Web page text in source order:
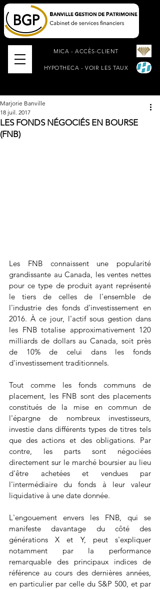
MICA - ACCÈS-CLIENT
HYPOTHECA - VOIR LES TAUX
LES FONDS NÉGOCIÉS EN BOURSE
(FNB)
Marjorie Banville
18 juil. 2017
Les FNB connaissent une popularité
grandissante au Canada, les ventes nettes
pour ce type de produit ayant représenté
le tiers de celles de l'ensemble de
l'industrie des fonds d'investissement en
2016. À ce jour, l'actif sous gestion dans
les FNB totalise approximativement 120
milliards de dollars au Canada, soit près
de 10% de celui dans les fonds
d'investissement traditionnels.
Tout comme les fonds communs de
placement, les FNB sont des placements
constitués de la mise en commun de
l'épargne de nombreux investisseurs,
investie dans différents types de titres tels
que des actions et des obligations. Par
contre, les parts sont négociées
directement sur le marché boursier au lieu
d'être achetées et vendues par
l'intermédiaire du fonds à leur valeur
liquidative à une date donnée.
L'engouement envers les FNB, qui se
manifeste davantage du côté des
générations X et Y, peut s'expliquer
notamment par la performance
remarquable des principaux indices de
référence au cours des dernières années,
en particulier par celle du S&P 500, et par